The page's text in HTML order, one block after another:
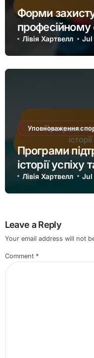
Форми
професійному
Лівія Хартвелл Jul
Уповноваження
Програми
історії успіху
Лівія Хартвелл Jul
Leave a Reply
Your email address will not
Comment *